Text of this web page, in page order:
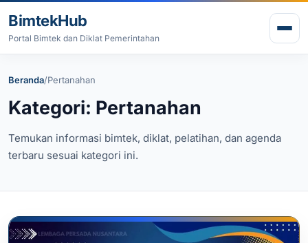
BimtekHub
Portal Bimtek dan Diklat Pemerintahan
Beranda/Pertanahan
Kategori: Pertanahan
Temukan informasi bimtek, diklat, pelatihan, dan agenda
terbaru sesuai kategori ini.